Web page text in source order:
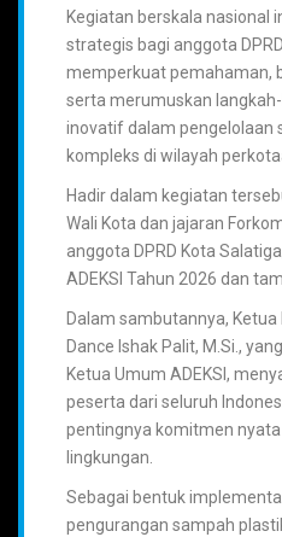
Kegiatan berskala nasional
strategis bagi anggota
memperkuat pemahaman,
serta merumuskan
inovatif dalam pengelolaan
kompleks di wilayah
Hadir dalam kegiatan
Wali Kota dan jajaran
anggota DPRD Kota
ADEKSI Tahun 2026 dan
Dalam sambutannya, Ketua
Dance Ishak Palit, M.Si.,
Ketua Umum ADEKSI,
peserta dari seluruh
pentingnya komitmen
lingkungan.
Sebagai bentuk
pengurangan sampah